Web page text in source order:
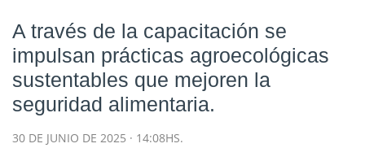
A través de la capacitación se
impulsan prácticas agroecológicas
sustentables que mejoren la
seguridad alimentaria.
30 DE JUNIO DE 2025 · 14:08HS.